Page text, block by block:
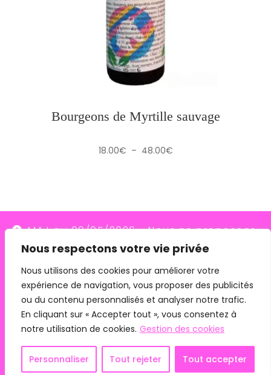
Nous respectons votre vie privée
Nous utilisons des cookies pour améliorer votre
expérience de navigation, vous proposer des publicités
ou du contenu personnalisés et analyser notre trafic.
En cliquant sur « Accepter tout », vous consentez à
notre utilisation de cookies. Gestion des cookies
Personnaliser Tout rejeter Tout accepter
MAJ au 09/05/2026 - Nous ne proposons
plus le transporteur Relais Colis (placés en
redressement judiciaire le 10/03/26, ils
n'assurent plus les livraisons depuis le
07/05/26). Pour les commandes avec
remise en main propre, merci de me
contacter directement.
Ignorer
Bourgeons de Myrtille sauvage
18.00€ – 48.00€Plage
Copyright 2024 - Phyto Connexion